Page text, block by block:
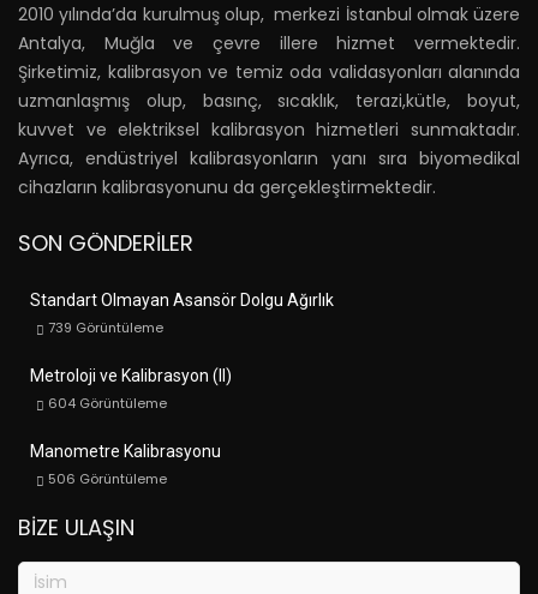
2010 yılında’da kurulmuş olup, merkezi İstanbul olmak üzere
Antalya, Muğla ve çevre illere hizmet vermektedir.
Şirketimiz, kalibrasyon ve temiz oda validasyonları alanında
uzmanlaşmış olup, basınç, sıcaklık, terazi,kütle, boyut,
kuvvet ve elektriksel kalibrasyon hizmetleri sunmaktadır.
Ayrıca, endüstriyel kalibrasyonların yanı sıra biyomedikal
cihazların kalibrasyonunu da gerçekleştirmektedir.
SON GÖNDERILER
Standart Olmayan Asansör Dolgu Ağırlık
739 Görüntüleme
Metroloji ve Kalibrasyon (II)
604 Görüntüleme
Manometre Kalibrasyonu
506 Görüntüleme
BIZE ULAŞIN